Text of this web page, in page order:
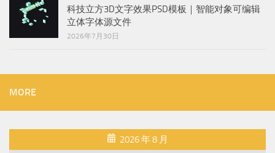
科技立方3D文字效果PSD模板｜智能对象可编辑
立体字体源文件
2026年7月30日
MORE
2026 年 8 月